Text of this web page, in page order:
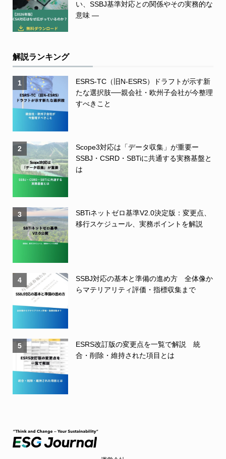
い、SSBJ基準対応との関係やその実務的な
意味 ―
解説ランキング
1
ESRS-TC（旧N-ESRS）ドラフトが示す新
たな選択肢──親会社・欧州子会社が今整理
すべきこと
2
Scope3対応は「データ収集」が重要ー
SSBJ・CSRD・SBTiに共通する実務基盤と
は
3
SBTiネットゼロ基準V2.0決定版：変更点、
移行スケジュール、実務ポイントを解説
4
SSBJ対応の基本と準備の進め方 全体像か
らマテリアリティ評価・指標収集まで
5
ESRS改訂版の変更点を一覧で解説 統
合・削除・維持された項目とは